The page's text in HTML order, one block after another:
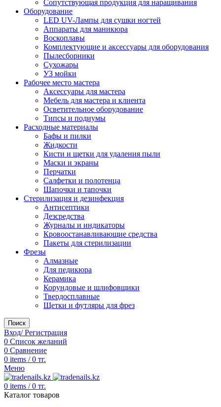
Сопутствующая продукция для наращивания
Оборудование
LED UV-Лампы для сушки ногтей
Аппараты для маникюра
Воскоплавы
Комплектующие и аксессуары для оборудования
Пылесборники
Сухожары
УЗ мойки
Рабочее место мастера
Аксессуары для мастера
Мебель для мастера и клиента
Осветительное оборудование
Типсы и подиумы
Расходные материалы
Бафы и пилки
Жидкости
Кисти и щетки для удаления пыли
Маски и экраны
Перчатки
Салфетки и полотенца
Шапочки и тапочки
Стерилизация и дезинфекция
Антисептики
Дезсредства
Журналы и индикаторы
Кровоостанавливающие средства
Пакеты для стерилизации
Фрезы
Алмазные
Для педикюра
Керамика
Корундовые и шлифовщики
Твердосплавные
Щетки и футляры для фрез
Поиск
Вход/ Регистрация
0 Список желаний
0 Сравнение
0 items / 0 тг.
Меню
0 items / 0 тг.
Каталог товаров